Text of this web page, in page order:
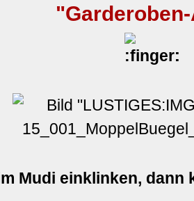
:
Mudi einklinken, dann